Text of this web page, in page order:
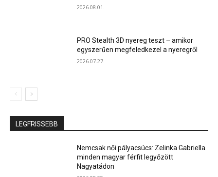
2026.08.01.
PRO Stealth 3D nyereg teszt – amikor
egyszerűen megfeledkezel a nyeregről
2026.07.27.
LEGFRISSEBB
Nemcsak női pályacsúcs: Zelinka Gabriella
minden magyar férfit legyőzött
Nagyatádon